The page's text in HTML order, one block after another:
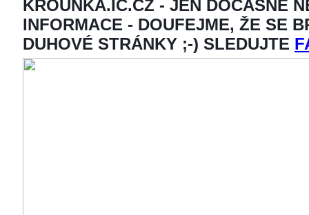
KROUNKA.IC.CZ - JEN DOČASNĚ
INFORMACE - DOUFEJME, ŽE SE
DUHOVÉ STRÁNKY ;-) SLEDUJTE